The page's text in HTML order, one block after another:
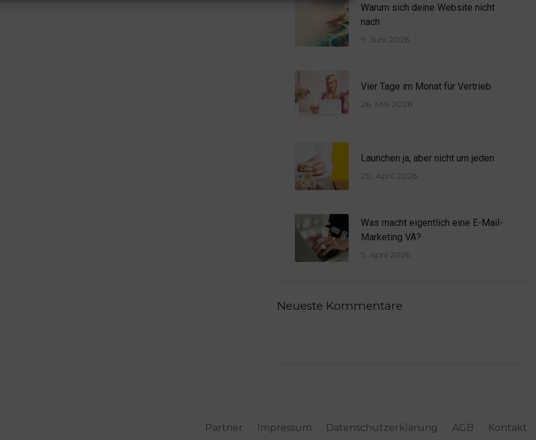
Warum sich deine Website nicht
nach
9. Juni 2026
Vier Tage im Monat für Vertrieb
26. Mai 2026
Launchen ja, aber nicht um jeden
20. April 2026
Was macht eigentlich eine E-Mail-
Marketing VA?
5. April 2026
Neueste Kommentare
Partner Impressum Datenschutzerklärung AGB Kontakt